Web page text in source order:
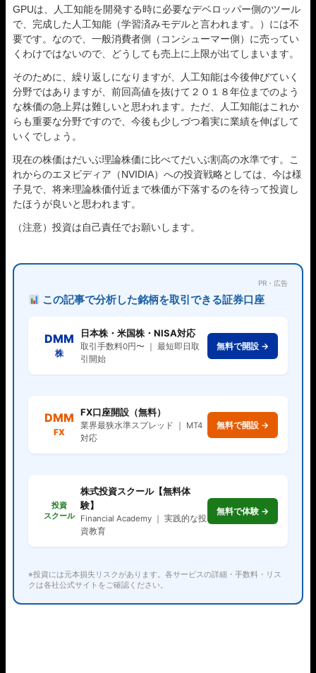
GPUは、人工知能を開発する時に必要なデベロッパー側のツール
で、完成した人工知能（学習済みモデルと言われます。）には不
要です。なので、一般消費者側（コンシューマー側）に売ってい
くわけではないので、どうしても売上に上限が出てしまいます。
そのために、繰り返しになりますが、人工知能は今後伸びていく
分野ではありますが、前回高値を抜けて２０１８年位までのよう
な株価の急上昇は難しいと思われます。ただ、人工知能はこれか
らも重要な分野ですので、今後も少しづつ着実に業績を伸ばして
いくでしょう。
現在の株価はだいぶ理論株価に比べてだいぶ割高の水準です。こ
れからのエヌビディア（NVIDIA）への投資戦略としては、今は様
子見で、将来理論株価付近まで株価が下落するのを待って投資し
たほうが良いと思われます。
（注意）投資は自己責任でお願いします。
PR・広告
この記事で分析した銘柄を取引できる証券口座
DMM
株
日本株・米国株・NISA対応
取引手数料0円〜 ｜ 最短即日取
引開始
無料で開設 →
DMM
FX
FX口座開設（無料）
業界最狭水準スプレッド ｜ MT4
対応
無料で開設 →
投資
スクール
株式投資スクール【無料体
験】
Financial Academy ｜ 実践的な投
資教育
無料で体験 →
※投資には元本損失リスクがあります。各サービスの詳細・手数料・リス
クは各社公式サイトをご確認ください。